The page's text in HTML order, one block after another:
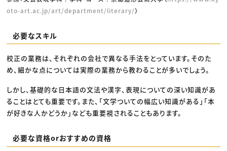
oto-art.ac.jp/art/department/literary/）
必要なスキル
校正の業務は、それぞれの会社で異なる手法をとっています。そのた
め、細かな点については実際の業務から教わることが多いでしょう。
しかし、基礎的な日本語の文法や漢字、表現についての深い知識があ
ることはとても重要です。また、「文学ついての幅広い知識がある」「本
が好きな人かどうか」なども重要視されることもあります。
必要な資格orおすすめの資格